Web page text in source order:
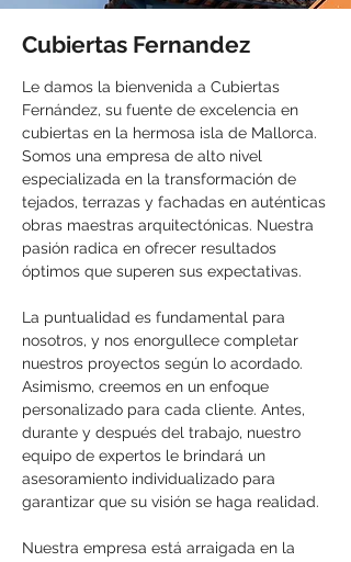
Cubiertas Fernandez
Le damos la bienvenida a Cubiertas
Fernández, su fuente de excelencia en
cubiertas en la hermosa isla de Mallorca.
Somos una empresa de alto nivel
especializada en la transformación de
tejados, terrazas y fachadas en auténticas
obras maestras arquitectónicas. Nuestra
pasión radica en ofrecer resultados
óptimos que superen sus expectativas.
La puntualidad es fundamental para
nosotros, y nos enorgullece completar
nuestros proyectos según lo acordado.
Asimismo, creemos en un enfoque
personalizado para cada cliente. Antes,
durante y después del trabajo, nuestro
equipo de expertos le brindará un
asesoramiento individualizado para
garantizar que su visión se haga realidad.
Nuestra empresa está arraigada en la